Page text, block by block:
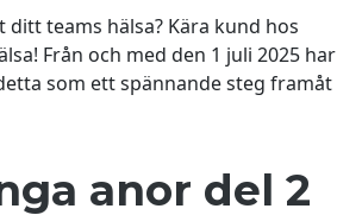
teams hälsa? Kära kund hos
Från och med den 1 juli 2025 har
som ett spännande steg framåt
arbetsmiljö. BetaHälsan, med sin
anor del 2